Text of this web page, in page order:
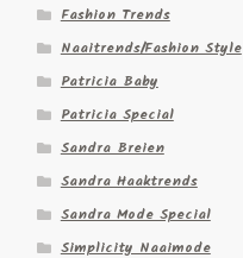
Fashion Trends
Naaitrends/Fashion Style
Patricia Baby
Patricia Special
Sandra Breien
Sandra Haaktrends
Sandra Mode Special
Simplicity Naaimode